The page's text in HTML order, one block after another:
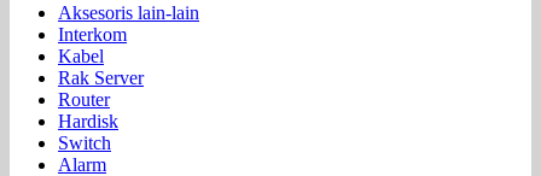
Aksesoris lain-lain
Interkom
Kabel
Rak Server
Router
Hardisk
Switch
Alarm